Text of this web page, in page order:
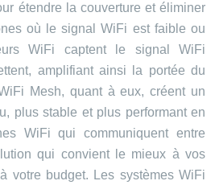
étendre la couverture et éliminer
où le signal WiFi est faible ou
WiFi captent le signal WiFi
amplifiant ainsi la portée du
Mesh, quant à eux, créent un
plus stable et plus performant en
WiFi qui communiquent entre
qui convient le mieux à vos
votre budget. Les systèmes WiFi